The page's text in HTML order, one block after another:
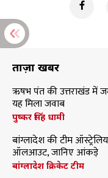
ताज़ा खबरें
ऋषभ पंत की उत्तराखंड में
यह मिला जवाब
पुष्कर सिंह धामी
बांग्लादेश की टीम
ऑलआउट, जानिए आंकड़े
बांग्लादेश क्रिकेट टीम